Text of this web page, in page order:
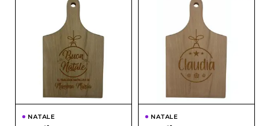
NATALE NATALE